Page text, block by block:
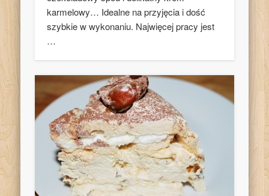
karmelowy… Idealne na przyjęcia i dość
szybkie w wykonaniu. Najwięcej pracy jest
…